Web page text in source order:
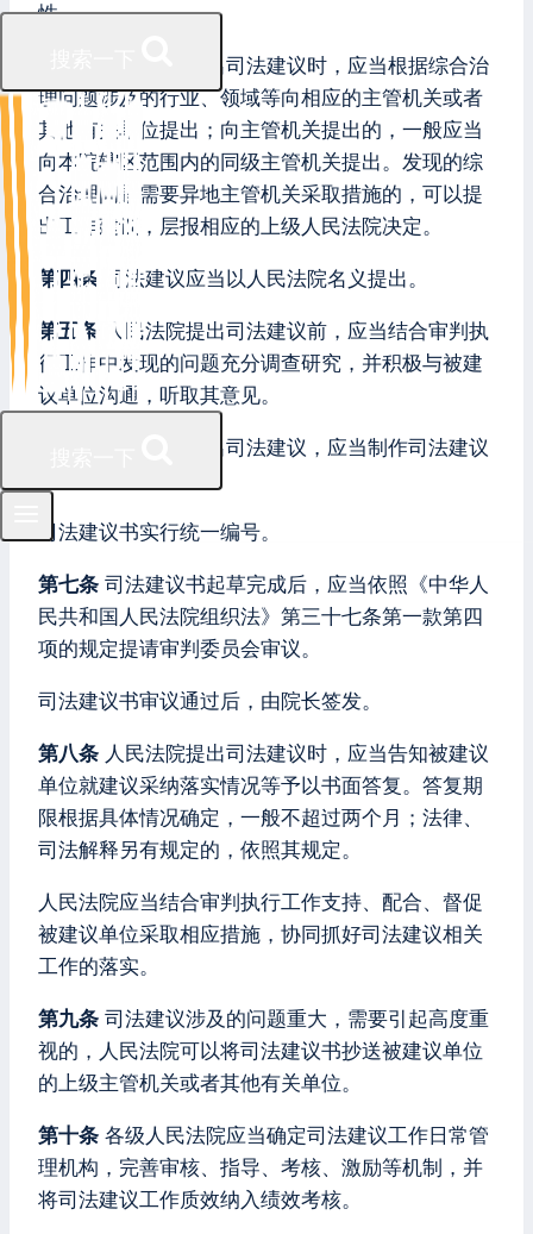
性。
人民法院提出司法建议时，应当根据综合治
理问题涉及的行业、领域等向相应的主管机关或者
其他有关单位提出；向主管机关提出的，一般应当
向本院辖区范围内的同级主管机关提出。发现的综
合治理问题需要异地主管机关采取措施的，可以提
出工作建议，层报相应的上级人民法院决定。
第四条 司法建议应当以人民法院名义提出。
第五条
人民法院提出司法建议前，应当结合审判执
行工作中发现的问题充分调查研究，并积极与被建
议单位沟通，听取其意见。
人民法院提出司法建议，应当制作司法建议
司法建议书实行统一编号。
第七条 司法建议书起草完成后，应当依照《中华人
民共和国人民法院组织法》第三十七条第一款第四
项的规定提请审判委员会审议。
司法建议书审议通过后，由院长签发。
第八条 人民法院提出司法建议时，应当告知被建议
单位就建议采纳落实情况等予以书面答复。答复期
限根据具体情况确定，一般不超过两个月；法律、
司法解释另有规定的，依照其规定。
人民法院应当结合审判执行工作支持、配合、督促
被建议单位采取相应措施，协同抓好司法建议相关
工作的落实。
第九条 司法建议涉及的问题重大，需要引起高度重
视的，人民法院可以将司法建议书抄送被建议单位
的上级主管机关或者其他有关单位。
第十条 各级人民法院应当确定司法建议工作日常管
理机构，完善审核、指导、考核、激励等机制，并
将司法建议工作质效纳入绩效考核。